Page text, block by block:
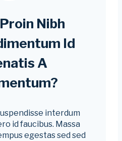
Nibh
Id
A
interdum
id faucibus. Massa
egestas sed sed